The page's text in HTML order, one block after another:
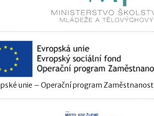
unie – Operační program Zaměstnanost